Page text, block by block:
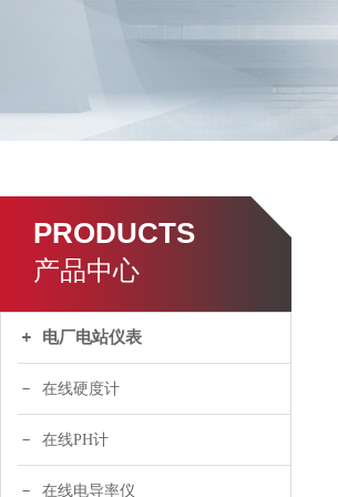
PRODUCTS
产品中心
电厂电站仪表
在线硬度计
在线PH计
在线电导率仪